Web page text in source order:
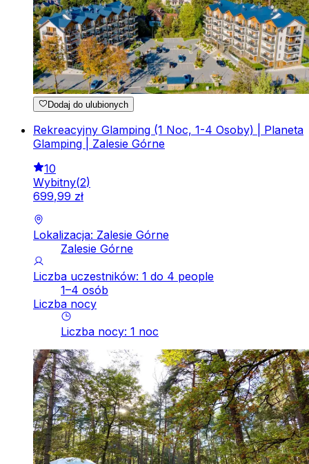
Dodaj do ulubionych
Rekreacyjny Glamping (1 Noc, 1-4 Osoby) | Planeta
Glamping | Zalesie Górne
10
Wybitny(2)
699,99 zł
Lokalizacja: Zalesie Górne
Zalesie Górne
Liczba uczestników: 1 do 4 people
1–4 osób
Liczba nocy
Liczba nocy: 1 noc